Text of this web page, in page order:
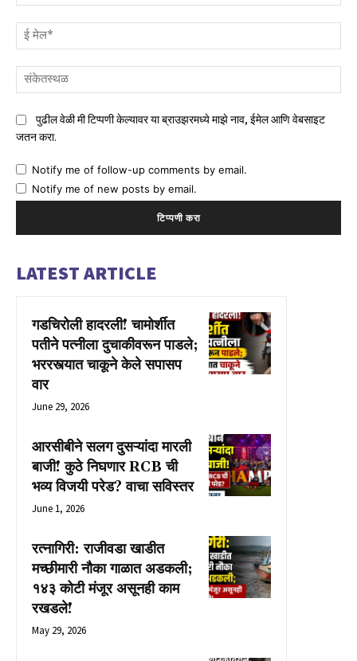
पुढील वेळी मी टिप्पणी केल्यावर या ब्राउझरमध्ये माझे नाव, ईमेल आणि वेबसाइट
जतन करा.
Notify me of follow-up comments by email.
Notify me of new posts by email.
LATEST ARTICLE
गडचिरोली हादरली! चामोर्शीत
पतीने पत्नीला दुचाकीवरून पाडले;
भररस्त्यात चाकूने केले सपासप
वार
June 29, 2026
आरसीबीने सलग दुसऱ्यांदा मारली
बाजी! कुठे निघणार RCB ची
भव्य विजयी परेड? वाचा सविस्तर
June 1, 2026
रत्नागिरी: राजीवडा खाडीत
मच्छीमारी नौका गाळात अडकली;
१४३ कोटी मंजूर असूनही काम
रखडले!
May 29, 2026